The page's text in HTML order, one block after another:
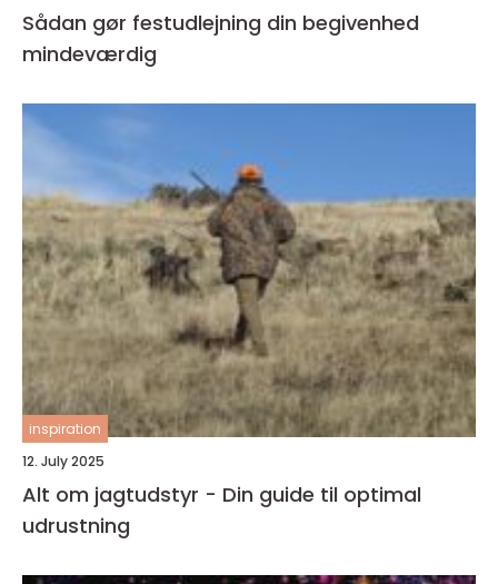
Sådan gør festudlejning din begivenhed
mindeværdig
inspiration
12. July 2025
Alt om jagtudstyr - Din guide til optimal
udrustning